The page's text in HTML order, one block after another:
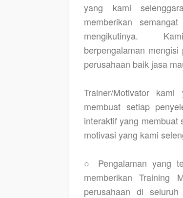
yang kami
memberikan
mengikutinya.
berpengalaman
perusahaan baik jasa
Trainer/Motivator
membuat setiap
interaktif yang membuat
motivasi yang kami
○ Pengalaman yang
memberikanTraining
perusahaan di